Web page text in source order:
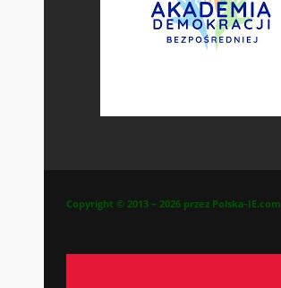
Copyright © 2013 – 2026 przez Polska-IE.com